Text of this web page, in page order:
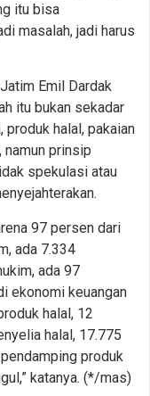
itu bisa
masalah, jadi harus
Emil Dardak
itu bukan sekadar
produk halal, pakaian
prinsip
spekulasi atau
97 persen dari
ada 7.334
ada 97
ekonomi keuangan
halal, 12
halal, 17.775
produk
katanya. (*/mas)